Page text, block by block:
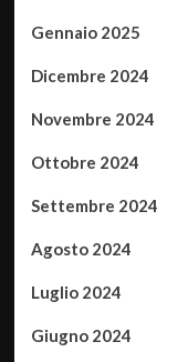
Gennaio 2025
Dicembre 2024
Novembre 2024
Ottobre 2024
Settembre 2024
Agosto 2024
Luglio 2024
Giugno 2024